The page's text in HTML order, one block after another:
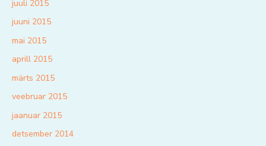
juuli 2015
juuni 2015
mai 2015
aprill 2015
märts 2015
veebruar 2015
jaanuar 2015
detsember 2014